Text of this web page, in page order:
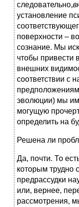
следовательно,
установление
поверхности –
сознание. Мы
чтобы привести
внешних
соответствии с
эволюции) мы
могущую
определить на
Решена ли
Да, почти. То
которым трудно
предрассудки
или, вернее,
рассмотрения,